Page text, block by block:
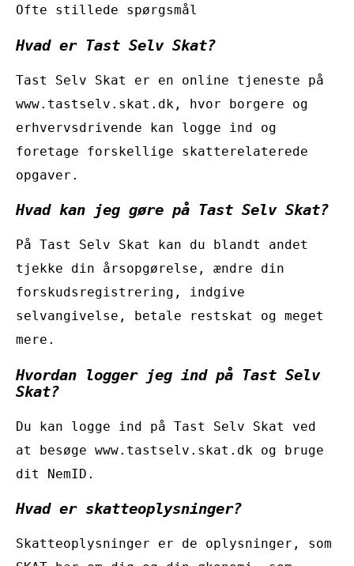
Ofte stillede spørgsmål
Hvad er Tast Selv Skat?
Tast Selv Skat er en online tjeneste på
www.tastselv.skat.dk, hvor borgere og
erhvervsdrivende kan logge ind og
foretage forskellige skatterelaterede
opgaver.
Hvad kan jeg gøre på Tast Selv Skat?
På Tast Selv Skat kan du blandt andet
tjekke din årsopgørelse, ændre din
forskudsregistrering, indgive
selvangivelse, betale restskat og meget
mere.
Hvordan logger jeg ind på Tast Selv
Skat?
Du kan logge ind på Tast Selv Skat ved
at besøge www.tastselv.skat.dk og bruge
dit NemID.
Hvad er skatteoplysninger?
Skatteoplysninger er de oplysninger, som